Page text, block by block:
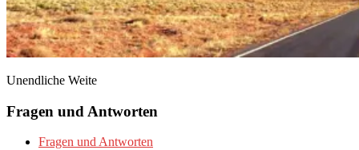
Unendliche Weite
Fragen und Antworten
Fragen und Antworten